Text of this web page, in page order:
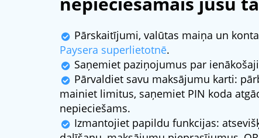
Pārskaitījumi, valūtas maiņa un
Paysera superlietotnē.
Saņemiet paziņojumus par
Pārvaldiet savu maksājumu karti:
mainiet limitus, saņemiet PIN koda
nepieciešams.
Izmantojiet papildu funkcijas: